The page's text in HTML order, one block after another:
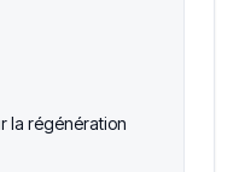
la régénération